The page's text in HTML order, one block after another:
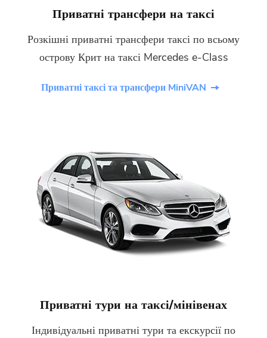
Приватні трансфери на таксі
Розкішні приватні трансфери таксі по всьому
острову Крит на таксі Mercedes e-Class
Приватні таксі та трансфери MiniVAN
Приватні тури на таксі/мінівенах
Індивідуальні приватні тури та екскурсії по